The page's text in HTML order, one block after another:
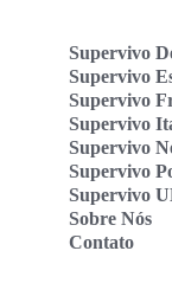
Supervivo
Supervivo
Supervivo
Supervivo
Supervivo
Supervivo
Supervivo
Sobre Nós
Contato